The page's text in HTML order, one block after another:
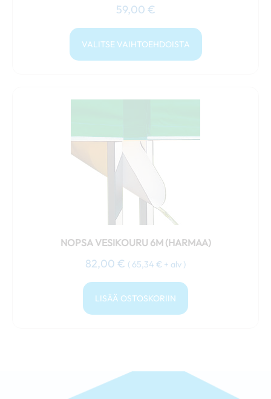
59,00 €
VALITSE VAIHTOEHDOISTA
NOPSA VESIKOURU 6M (HARMAA)
82,00 € ( 65,34 € + alv )
LISÄÄ OSTOSKORIIN